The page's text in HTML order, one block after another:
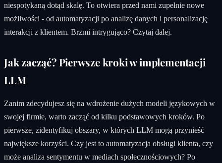
niespotykaną dotąd skalę. To otwiera przed nami zupełnie nowe
możliwości - od automatyzacji po analizę danych i personalizację
interakcji z klientem. Brzmi intrygująco? Czytaj dalej.
Jak zacząć? Pierwsze kroki w implementacji
LLM
Zanim zdecydujesz się na wdrożenie dużych modeli językowych w
swojej firmie, warto zacząć od kilku podstawowych kroków. Po
pierwsze, zidentyfikuj obszary, w których LLM mogą przynieść
największe korzyści. Czy jest to automatyzacja obsługi klienta, czy
może analiza sentymentu w mediach społecznościowych? Po